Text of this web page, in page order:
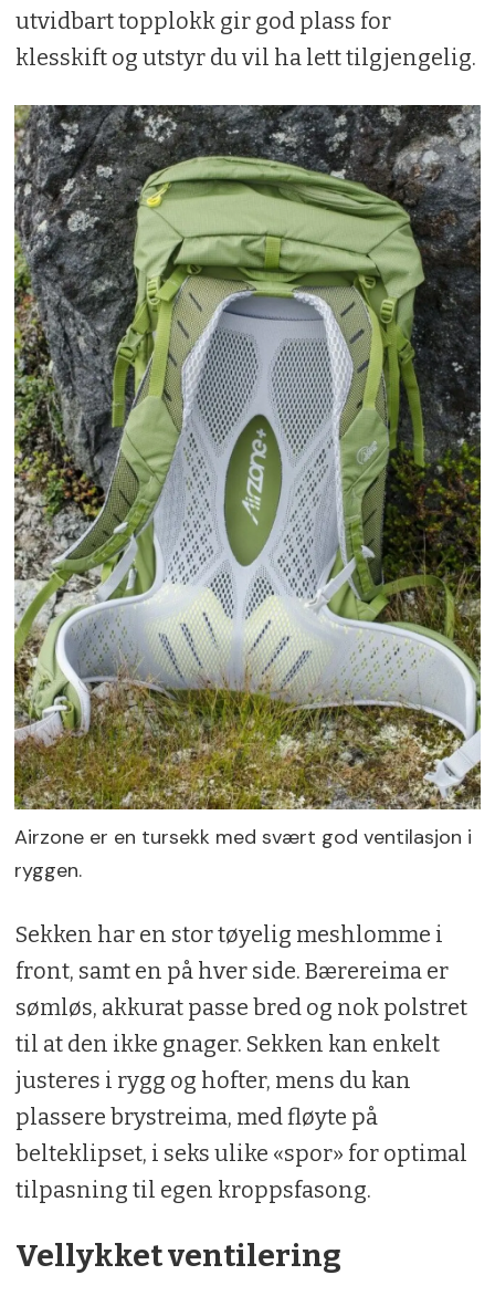
utvidbart topplokk gir god plass for
klesskift og utstyr du vil ha lett tilgjengelig.
Airzone er en tursekk med svært god ventilasjon i
ryggen.
Sekken har en stor tøyelig meshlomme i
front, samt en på hver side. Bærereima er
sømløs, akkurat passe bred og nok polstret
til at den ikke gnager. Sekken kan enkelt
justeres i rygg og hofter, mens du kan
plassere brystreima, med fløyte på
belteklipset, i seks ulike «spor» for optimal
tilpasning til egen kroppsfasong.
Vellykket ventilering